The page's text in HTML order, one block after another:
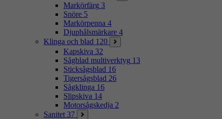
Markörfärg 3
Snöre 5
Markörpenna 4
Djuphålsmärkare 4
Klinga och blad 120
Kapskiva 32
Sågblad multiverktyg 13
Sticksågsblad 16
Tigersågsblad 26
Sågklinga 16
Slipskiva 14
Motorsågskedja 2
Sanitet 37